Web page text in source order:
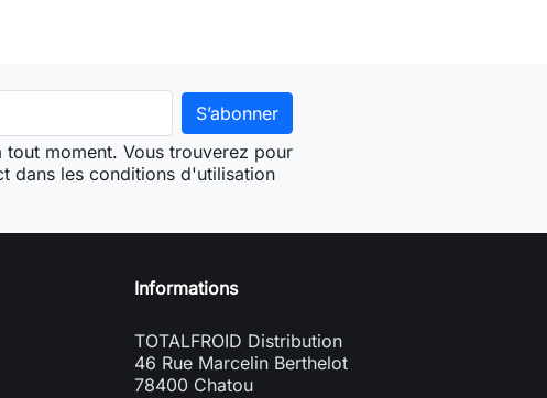
moment. Vous trouverez pour
dans les conditions d'utilisation
Informations
TOTALFROID Distribution
46 Rue Marcelin Berthelot
78400 Chatou